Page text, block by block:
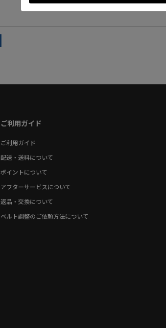
再入荷
ご利用ガイド
ご利用ガイド
配送・送料について
ポイントについて
アフターサービスについて
返品・交換について
ベルト調整のご依頼方法について